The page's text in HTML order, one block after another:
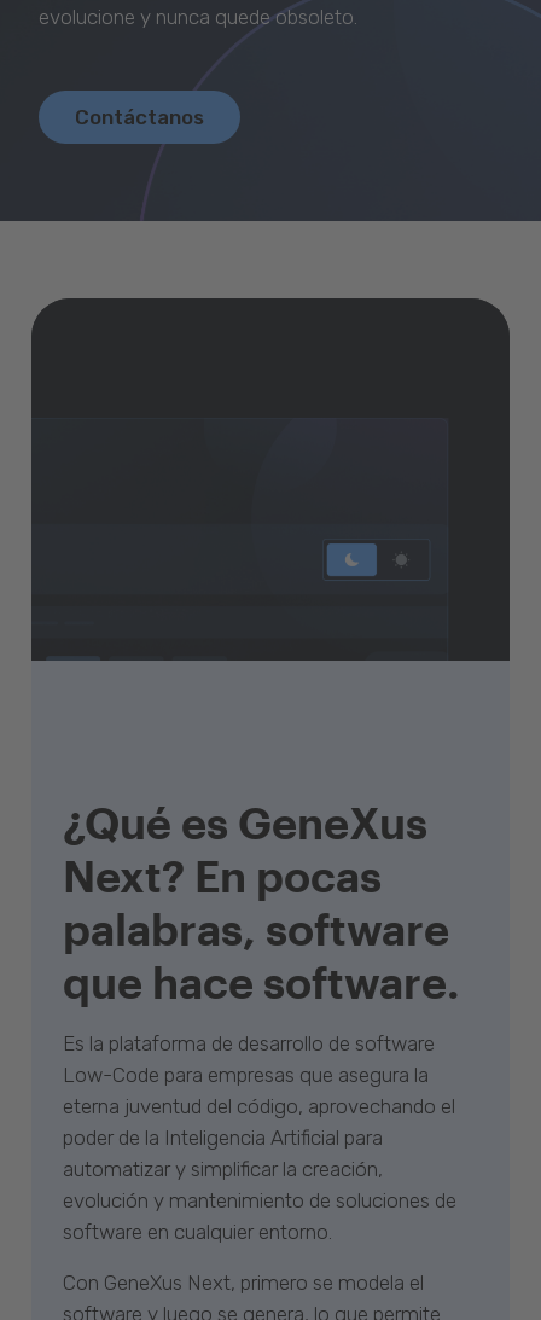
evolucione y nunca quede obsoleto.
Contáctanos
¿Qué es GeneXus
Next? En pocas
palabras, software
que hace software.
Es la plataforma de desarrollo de software
Low-Code para empresas que asegura la
eterna juventud del código, aprovechando el
poder de la Inteligencia Artificial para
automatizar y simplificar la creación,
evolución y mantenimiento de soluciones de
software en cualquier entorno.
Con GeneXus Next, primero se modela el
software y luego se genera, lo que permite